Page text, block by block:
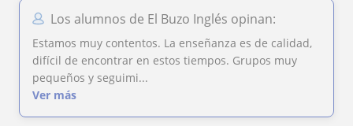
Los alumnos de El Buzo Inglés opinan:
Estamos muy contentos. La enseñanza es de calidad,
difícil de encontrar en estos tiempos. Grupos muy
pequeños y seguimi...
Ver más